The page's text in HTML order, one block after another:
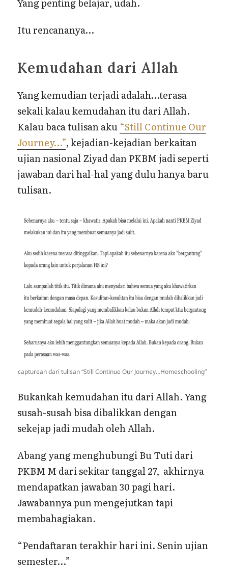
Itu rencananya…
Kemudahan dari Allah
Yang kemudian terjadi adalah…terasa
sekali kalau kemudahan itu dari Allah.
Kalau baca tulisan aku “Still Continue Our
Journey…”, kejadian-kejadian berkaitan
ujian nasional Ziyad dan PKBM jadi seperti
jawaban dari hal-hal yang dulu hanya baru
tulisan.
capturean dari tulisan “Still Continue Our Journey…Homeschooling”
Bukankah kemudahan itu dari Allah. Yang
susah-susah bisa dibalikkan dengan
sekejap jadi mudah oleh Allah.
Abang yang menghubungi Bu Tuti dari
PKBM M dari sekitar tanggal 27, akhirnya
mendapatkan jawaban 30 pagi hari.
Jawabannya pun mengejutkan tapi
membahagiakan.
“Pendaftaran terakhir hari ini. Senin ujian
semester…”